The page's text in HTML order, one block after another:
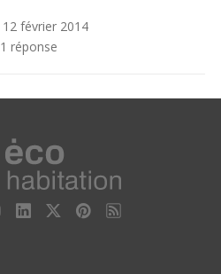
12 février 2014
1 réponse